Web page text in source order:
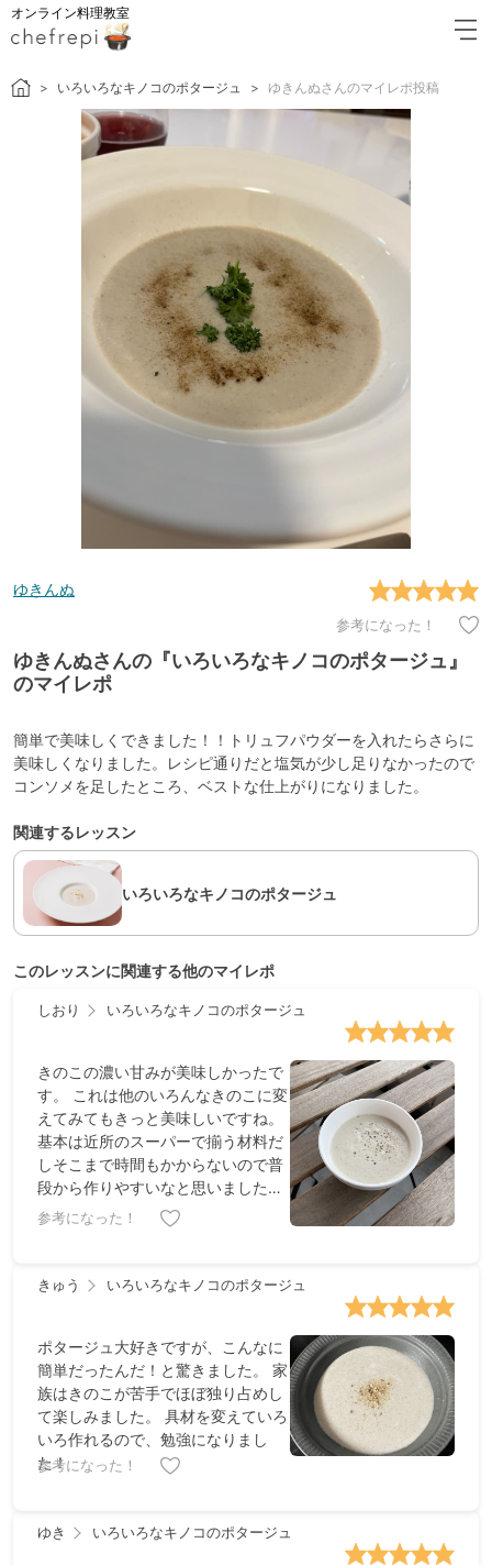
オンライン料理教室
いろいろなキノコのポタージュ ゆきんぬさんのマイレポ投稿
ゆきんぬ
参考になった！
ゆきんぬさんの『いろいろなキノコのポタージュ』
のマイレポ
簡単で美味しくできました！！トリュフパウダーを入れたらさらに
美味しくなりました。レシピ通りだと塩気が少し足りなかったので
コンソメを足したところ、ベストな仕上がりになりました。
関連するレッスン
いろいろなキノコのポタージュ
このレッスンに関連する他のマイレポ
しおり いろいろなキノコのポタージュ
きのこの濃い甘みが美味しかったで
す。 これは他のいろんなきのこに変
えてみてもきっと美味しいですね。
基本は近所のスーパーで揃う材料だ
しそこまで時間もかからないので普
段から作りやすいなと思いました。
レシピの分量だと結構たくさん出来
るので週末に作って冷蔵庫にストッ
ます。
参考になった！
きゅう いろいろなキノコのポタージュ
ポタージュ大好きですが、こんなに
簡単だったんだ！と驚きました。 家
族はきのこが苦手でほぼ独り占めし
て楽しみました。 具材を変えていろ
いろ作れるので、勉強になりまし
た！
参考になった！
ゆき いろいろなキノコのポタージュ